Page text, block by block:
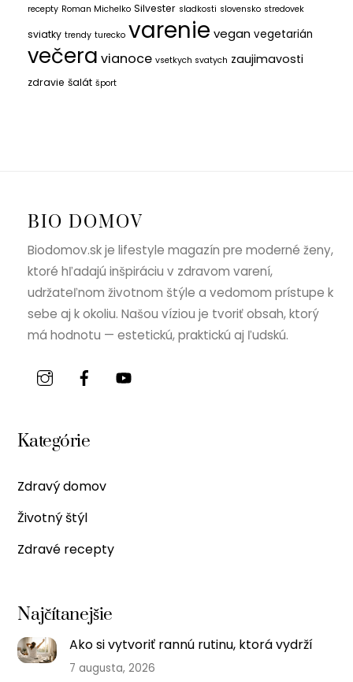
recepty Roman Michelko Silvester sladkosti slovensko stredovek
sviatky trendy turecko varenie vegan vegetarián
večera vianoce vsetkych svatych zaujimavosti
zdravie šalát šport
BIO DOMOV
Biodomov.sk je lifestyle magazín pre moderné ženy,
ktoré hľadajú inšpiráciu v zdravom varení,
udržateľnom životnom štýle a vedomom prístupe k
sebe aj k okoliu. Našou víziou je tvoriť obsah, ktorý
má hodnotu — estetickú, praktickú aj ľudskú.
Kategórie
Zdravý domov
Životný štýl
Zdravé recepty
Najčítanejšie
Ako si vytvoriť rannú rutinu, ktorá vydrží
7 augusta, 2026